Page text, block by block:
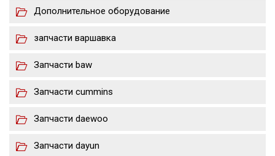
Дополнительное оборудование
запчасти варшавка
Запчасти baw
Запчасти cummins
Запчасти daewoo
Запчасти dayun